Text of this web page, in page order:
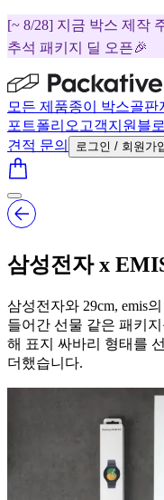
[~ 8/28] 지금 박스 제작
추석 패키지 딜 오픈🎉
모든 제품종이 박스골판
포트폴리오 고객지원 블
견적 문의
로그인 / 회원가
삼성전자 x
삼성전자와 29cm, emis
들어간 선물 같은 패키
해 표지 싸바리 형태를
더했습니다.